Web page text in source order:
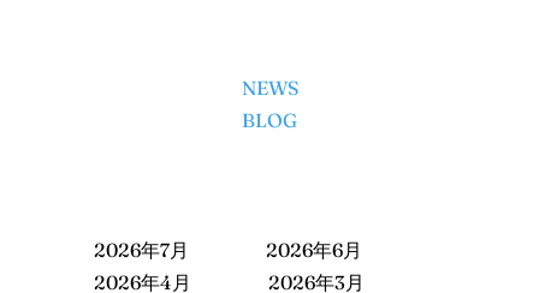
NEWS
BLOG
2026年7月
2026年6月
2026年4月
2026年3月